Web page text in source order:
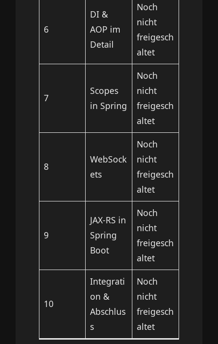
6
DI &
AOP im
Detail
Noch
nicht
freigesch
altet
7
Scopes
in Spring
Noch
nicht
freigesch
altet
8
WebSock
ets
Noch
nicht
freigesch
altet
9
JAX-RS in
Spring
Boot
Noch
nicht
freigesch
altet
10
Integrati
on &
Abschlus
s
Noch
nicht
freigesch
altet